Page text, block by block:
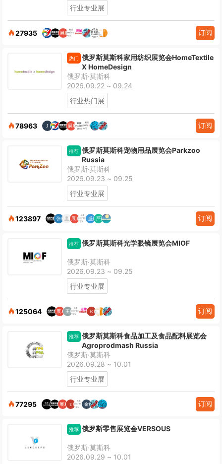
行业专业展
27935 订阅
热门 俄罗斯莫斯科家用纺织展览会HomeTextile
X HomeDesign
俄罗斯·莫斯科
2026.09.22 ~ 09.24
行业热门展
78963 订阅
推荐 俄罗斯莫斯科宠物用品展览会Parkzoo
Russia
俄罗斯·莫斯科
2026.09.23 ~ 09.25
行业专业展
123897 订阅
推荐 俄罗斯莫斯科光学眼镜展览会MIOF
俄罗斯·莫斯科
2026.09.23 ~ 09.25
行业专业展
125064 订阅
推荐 俄罗斯莫斯科食品加工及食品配料展览会
Agroprodmash Russia
俄罗斯·莫斯科
2026.09.28 ~ 10.01
行业专业展
77295 订阅
推荐 俄罗斯零售展览会VERSOUS
俄罗斯·莫斯科
2026.09.29 ~ 10.01